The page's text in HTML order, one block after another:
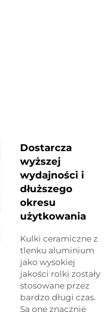
Dostarcza
wyższej
wydajności i
dłuższego
okresu
użytkowania
Kulki ceramiczne z
tlenku aluminium
jako wysokiej
jakości rolki zostały
stosowane przez
bardzo długi czas.
Są one znacznie